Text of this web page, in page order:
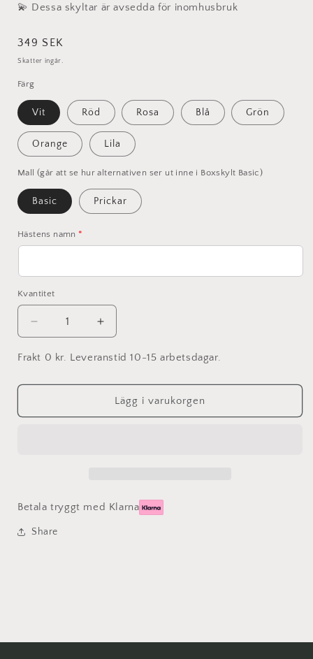
💫 Dessa skyltar är avsedda för inomhusbruk
Ordinarie
pris
349 SEK
Skatter ingår.
Färg
Vit Röd Rosa Blå Grön
Orange Lila
Mall (går att se hur alternativen ser ut inne i Boxskylt Basic)
Basic Prickar
Hästens namn *
Kvantitet
Minska
kvantitet
för
Mini,
10x10
Öka
kvantitet
för
Mini,
aluminium
10x10
Frakt 0 kr. Leveranstid 10-15 arbetsdagar.
Lägg i varukorgen
Betala tryggt med Klarna
Share